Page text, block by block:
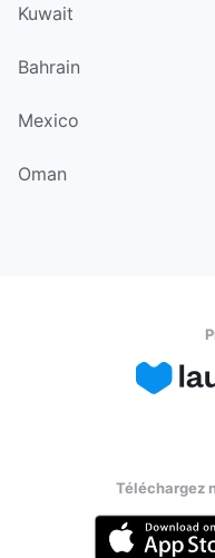
Kuwait
Bahrain
Mexico
Oman
Téléchargez